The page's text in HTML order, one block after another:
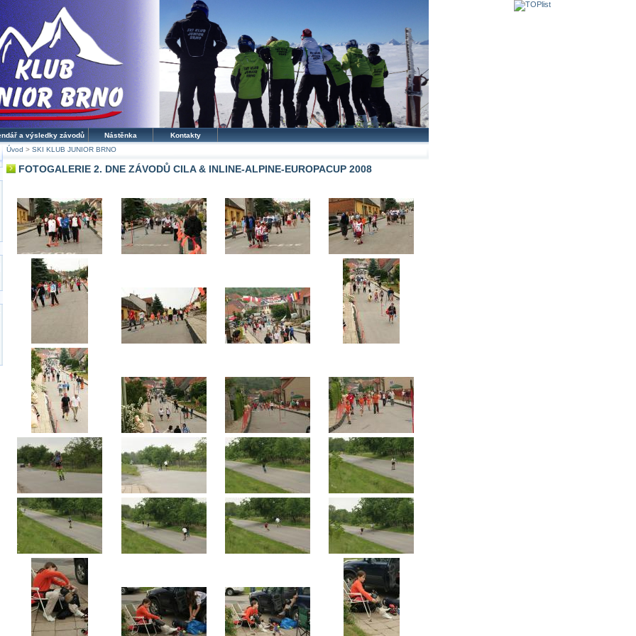
a výsledky závodů Nástěnka
Kontakty
Úvod > SKI KLUB JUNIOR BRNO
FOTOGALERIE 2. DNE ZÁVODŮ CILA & INLINE-ALPINE-EUROPACUP 2008